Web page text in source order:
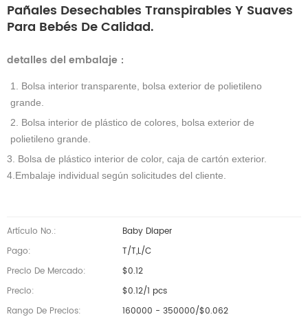
Pañales Desechables Transpirables Y Suaves
Para Bebés De Calidad.
detalles del embalaje ：
1. Bolsa interior transparente, bolsa exterior de polietileno
grande.
2. Bolsa interior de plástico de colores, bolsa exterior de
polietileno grande.
3. Bolsa de plástico interior de color, caja de cartón exterior.
4.Embalaje individual según solicitudes del cliente.
Artículo No.:
Baby Diaper
Pago:
T/T,L/C
Precio De Mercado:
$0.12
Precio:
$0.12/1 pcs
Rango De Precios:
160000 - 350000/$0.062